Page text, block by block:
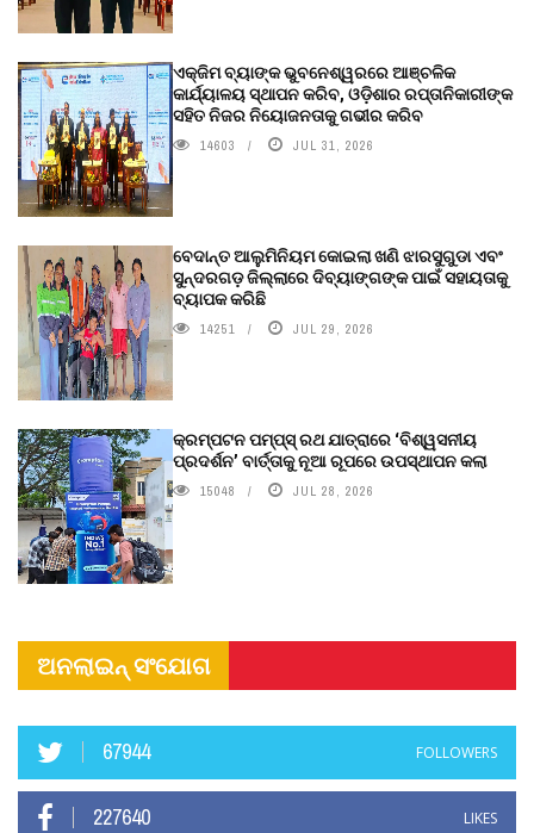
ଏକ୍ଜିମ ବ୍ୟାଙ୍କ ଭୁବନେଶ୍ୱରରେ ଆଞ୍ଚଳିକ
କାର୍ଯ୍ୟାଳୟ ସ୍ଥାପନ କରିବ, ଓଡ଼ିଶାର ରପ୍ତାନିକାରୀଙ୍କ
ସହିତ ନିଜର ନିୟୋଜନତାକୁ ଗଭୀର କରିବ
14603 JUL 31, 2026
ବେଦାନ୍ତ ଆଲୁମିନିୟମ କୋଇଲା ଖଣି ଝାରସୁଗୁଡା ଏବଂ
ସୁନ୍ଦରଗଡ଼ ଜିଲ୍ଲାରେ ଦିବ୍ୟାଙ୍ଗଙ୍କ ପାଇଁ ସହାୟତାକୁ
ବ୍ୟାପକ କରିଛି
14251 JUL 29, 2026
କ୍ରମ୍ପଟନ ପମ୍ପ୍‌ସ୍‌ ରଥ ଯାତ୍ରାରେ ‘ବିଶ୍ୱସନୀୟ
ପ୍ରଦର୍ଶନ’ ବାର୍ତ୍ତାକୁ ନୂଆ ରୂପରେ ଉପସ୍ଥାପନ କଲା
15048 JUL 28, 2026
ଅନଲାଇନ୍ ସଂଯୋଗ
67944 FOLLOWERS
227640 LIKES